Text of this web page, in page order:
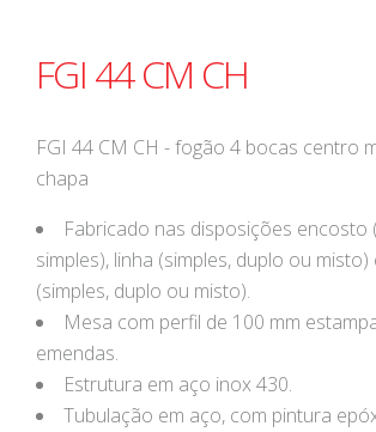
FGI 44 CM CH
FGI 44 CM CH - fogão 4 bocas centro
chapa
Fabricado nas disposições encosto
simples), linha (simples, duplo ou
(simples, duplo ou misto).
Mesa com perfil de 100 mm
emendas.
Estrutura em aço inox 430.
Tubulação em aço, com pintura